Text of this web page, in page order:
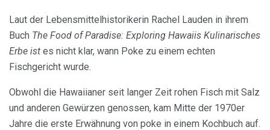
Laut der Lebensmittelhistorikerin Rachel Lauden in ihrem
Buch The Food of Paradise: Exploring Hawaiis Kulinarisches
Erbe ist es nicht klar, wann Poke zu einem echten
Fischgericht wurde.
Obwohl die Hawaiianer seit langer Zeit rohen Fisch mit Salz
und anderen Gewürzen genossen, kam Mitte der 1970er
Jahre die erste Erwähnung von poke in einem Kochbuch auf.